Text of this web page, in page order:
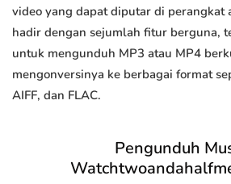
video yang dapat diputar di perangkat
hadir dengan sejumlah fitur berguna,
untuk mengunduh MP3 atau MP4
mengonversinya ke berbagai format
AIFF, dan FLAC.
Pengunduh